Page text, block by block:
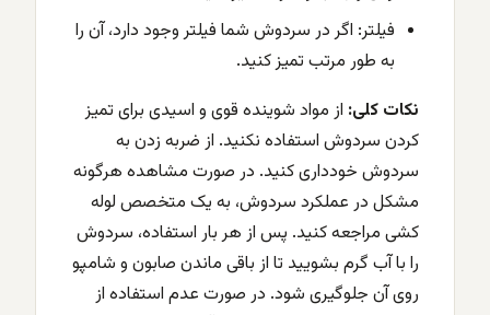
فیلتر: اگر در سردوش شما فیلتر وجود دارد، آن را
به طور مرتب تمیز کنید.
نکات کلی: از مواد شوینده قوی و اسیدی برای تمیز
کردن سردوش استفاده نکنید. از ضربه زدن به
سردوش خودداری کنید. در صورت مشاهده هرگونه
مشکل در عملکرد سردوش، به یک متخصص لوله
کشی مراجعه کنید. پس از هر بار استفاده، سردوش
را با آب گرم بشویید تا از باقی ماندن صابون و شامپو
روی آن جلوگیری شود. در صورت عدم استفاده از